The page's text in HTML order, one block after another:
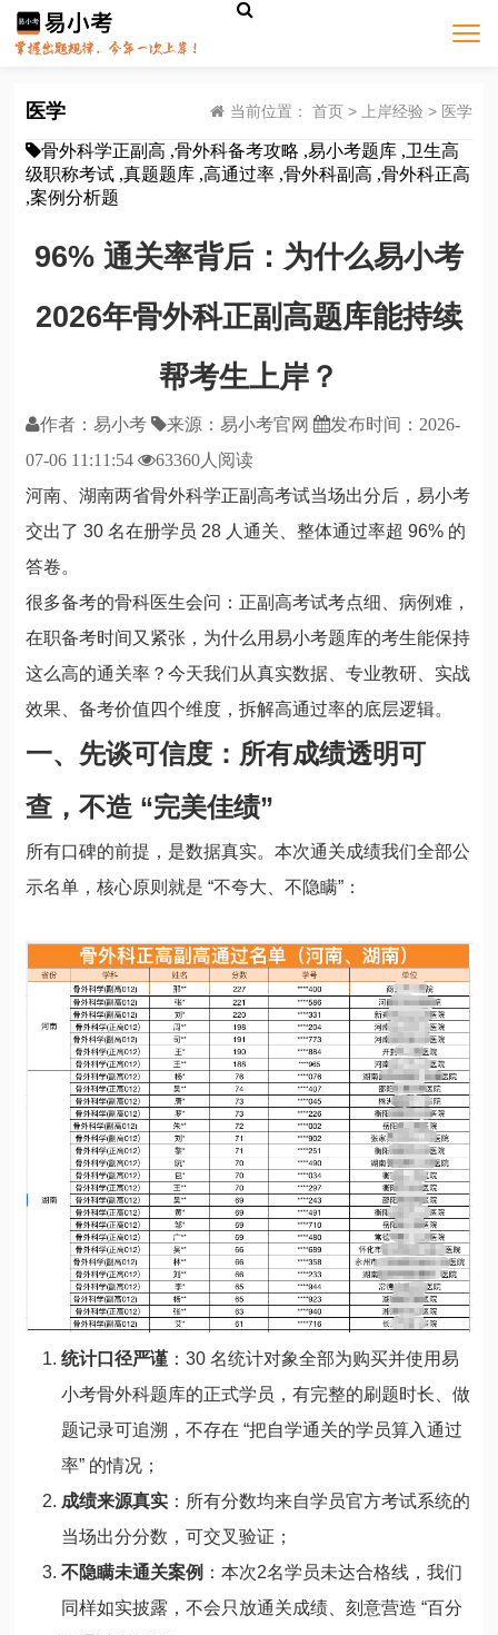
医学 当前位置： 首页> 上岸经验 > 医学
骨外科学正副高 ,骨外科备考攻略 ,易小考题库 ,卫生高
级职称考试 ,真题题库 ,高通过率 ,骨外科副高 ,骨外科正高
,案例分析题
96% 通关率背后：为什么易小考
2026年骨外科正副高题库能持续
帮考生上岸？
作者：易小考 来源：易小考官网 发布时间： 2026-
07-06 11:11:54
63360人阅读
河南、湖南两省骨外科学正副高考试当场出分后，易小考
交出了 30 名在册学员 28 人通关、整体通过率超 96% 的
答卷。
很多备考的骨科医生会问：正副高考试考点细、病例难，
在职备考时间又紧张，为什么用易小考题库的考生能保持
这么高的通关率？今天我们从真实数据、专业教研、实战
效果、备考价值四个维度，拆解高通过率的底层逻辑。
一、先谈可信度：所有成绩透明可
查，不造 “完美佳绩”
所有口碑的前提，是数据真实。本次通关成绩我们全部公
示名单，核心原则就是 “不夸大、不隐瞒”：
统计口径严谨 ：30 名统计对象全部为购买并使用易
小考骨外科题库的正式学员，有完整的刷题时长、做
题记录可追溯，不存在 “把自学通关的学员算入通过
率” 的情况；
成绩来源真实 ：所有分数均来自学员官方考试系统的
当场出分分数，可交叉验证；
不隐瞒未通关案例 ：本次2名学员未达合格线，我们
同样如实披露，不会只放通关成绩、刻意营造 “百分